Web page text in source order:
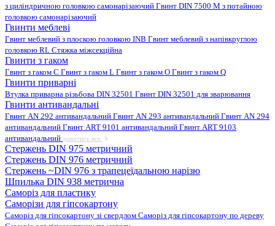
з циліндричною головкою самонарізаючий Гвинт DIN 7500 M з потайною
головкою самонарізаючий
Гвинти меблеві
Гвинт меблевий з плоскою головкою INB Гвинт меблевий з напівкруглою
головкою RL Стяжка міжсекційна
Гвинти з гаком
Гвинт з гаком C Гвинт з гаком L Гвинт з гаком O Гвинт з гаком Q
Гвинти приварні
Втулка приварна різьбова DIN 32501 Гвинт DIN 32501 для зварювання
Гвинти антивандальні
Гвинт AN 292 антивандальний Гвинт AN 293 антивандальний Гвинт AN 294
антивандальний Гвинт ART 9101 антивандальний Гвинт ART 9103
антивандальний дивитись все
Стержень DIN 975 метричний
Стержень DIN 976 метричний
Стержень ~DIN 976 з трапецеїдальною нарізю
Шпилька DIN 938 метрична
Саморіз для пластику
Саморізи для гіпсокартону
Саморіз для гіпсокартону зі свердлом Саморіз для гіпсокартону по дереву